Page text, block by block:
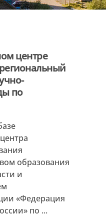
центре
по
образования
и
«Федерация
по ...